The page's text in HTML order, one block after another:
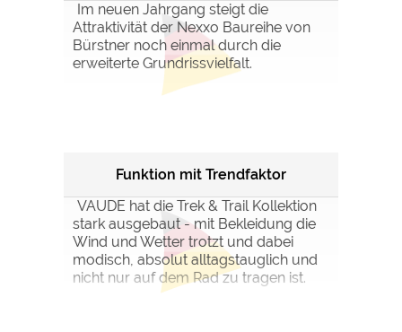
Im neuen Jahrgang steigt die
Attraktivität der Nexxo Baureihe von
Bürstner noch einmal durch die
erweiterte Grundrissvielfalt.
Funktion mit Trendfaktor
VAUDE hat die Trek & Trail Kollektion
stark ausgebaut - mit Bekleidung die
Wind und Wetter trotzt und dabei
modisch, absolut alltagstauglich und
nicht nur auf dem Rad zu tragen ist.